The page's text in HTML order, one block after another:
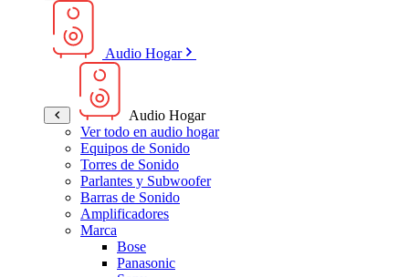
Audio Hogar
Audio Hogar
Ver todo en audio hogar
Equipos de Sonido
Torres de Sonido
Parlantes y Subwoofer
Barras de Sonido
Amplificadores
Marca
Bose
Panasonic